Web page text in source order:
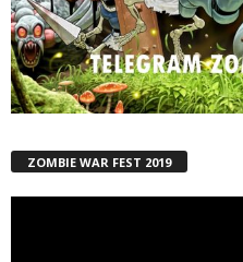
ZOMBIE WAR FEST 2019